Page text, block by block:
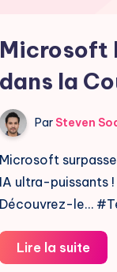
Microsoft
dans la
Par Steven
Microsoft
IA ultra-puissants !
Découvrez-le…
Lire la suite